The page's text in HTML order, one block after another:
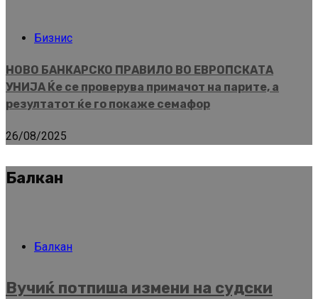
Бизнис
НОВО БАНКАРСКО ПРАВИЛО ВО ЕВРОПСКАТА
УНИЈА Ќе се проверува примачот на парите, а
резултатот ќе го покаже семафор
26/08/2025
Балкан
Балкан
Вучиќ потпиша измени на судски